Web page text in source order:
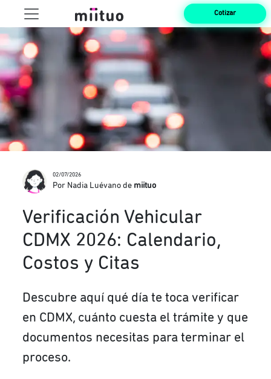
Cotizar
02/07/2026
Por Nadia Luévano de miituo
Verificación Vehicular
CDMX 2026: Calendario,
Costos y Citas
Descubre aquí qué día te toca verificar
en CDMX, cuánto cuesta el trámite y que
documentos necesitas para terminar el
proceso.